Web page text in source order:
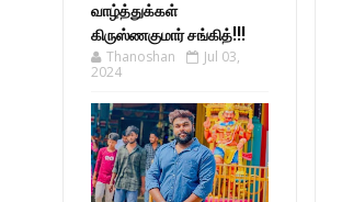
வாழ்த்துக்கள்
கிருஸ்ணகுமார் சங்கித்!!!
Thanoshan
Jul 03,
2024